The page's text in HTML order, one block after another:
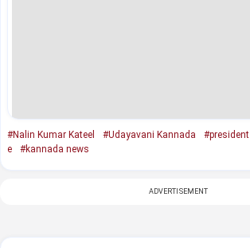
#Nalin Kumar Kateel #Udayavani Kannada #president
e
#kannada news
ADVERTISEMENT